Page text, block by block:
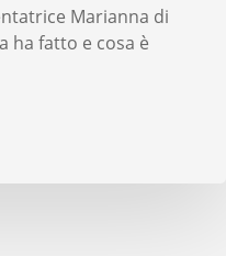
Marianna di
ha fatto e cosa è